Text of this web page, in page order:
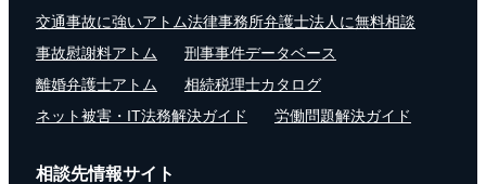
交通事故に強いアトム法律事務所弁護士法人に無料相談
事故慰謝料アトム
刑事事件データベース
離婚弁護士アトム
相続税理士カタログ
ネット被害・IT法務解決ガイド
労働問題解決ガイド
相談先情報サイト